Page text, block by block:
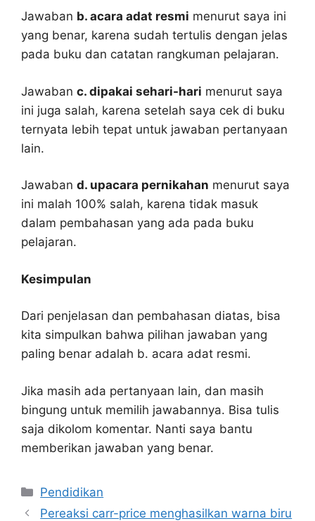
Jawaban b. acara adat resmi menurut saya ini
yang benar, karena sudah tertulis dengan jelas
pada buku dan catatan rangkuman pelajaran.
Jawaban c. dipakai sehari-hari menurut saya
ini juga salah, karena setelah saya cek di buku
ternyata lebih tepat untuk jawaban pertanyaan
lain.
Jawaban d. upacara pernikahan menurut saya
ini malah 100% salah, karena tidak masuk
dalam pembahasan yang ada pada buku
pelajaran.
Kesimpulan
Dari penjelasan dan pembahasan diatas, bisa
kita simpulkan bahwa pilihan jawaban yang
paling benar adalah b. acara adat resmi.
Jika masih ada pertanyaan lain, dan masih
bingung untuk memilih jawabannya. Bisa tulis
saja dikolom komentar. Nanti saya bantu
memberikan jawaban yang benar.
Kategori
Pendidikan
Pereaksi carr-price menghasilkan warna biru